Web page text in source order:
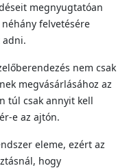
megnyugtatóan
felvetésére
adni.
nem csak
megvásárlásához az
túl csak annyit kell
e az ajtón.
eleme, ezért az
hogy